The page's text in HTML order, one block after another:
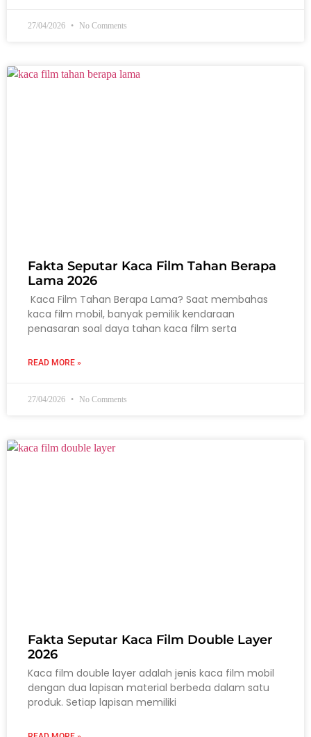
27/04/2026 No Comments
Fakta Seputar Kaca Film Tahan Berapa
Lama 2026
Kaca Film Tahan Berapa Lama? Saat membahas
kaca film mobil, banyak pemilik kendaraan
penasaran soal daya tahan kaca film serta
READ MORE »
27/04/2026 No Comments
Fakta Seputar Kaca Film Double Layer
2026
Kaca film double layer adalah jenis kaca film mobil
dengan dua lapisan material berbeda dalam satu
produk. Setiap lapisan memiliki